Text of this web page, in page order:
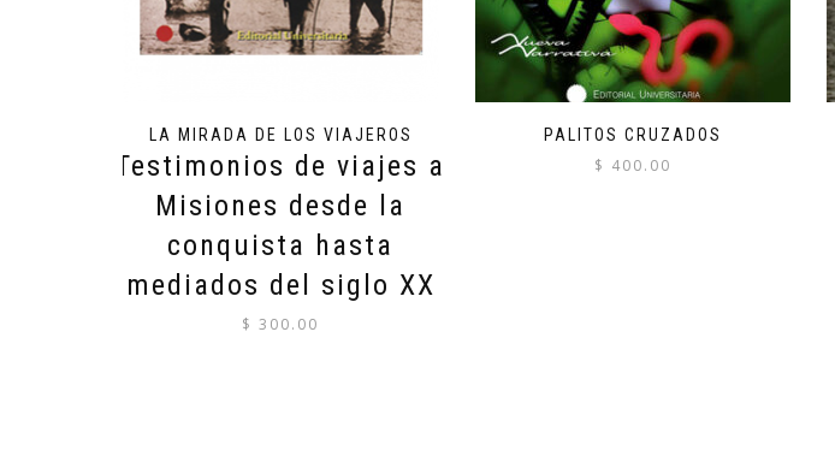
LA MIRADA DE LOS VIAJEROS
Testimonios de viajes a
Misiones desde la
conquista hasta
mediados del siglo XX
$ 300.00
PALITOS CRUZADOS
$ 400.00